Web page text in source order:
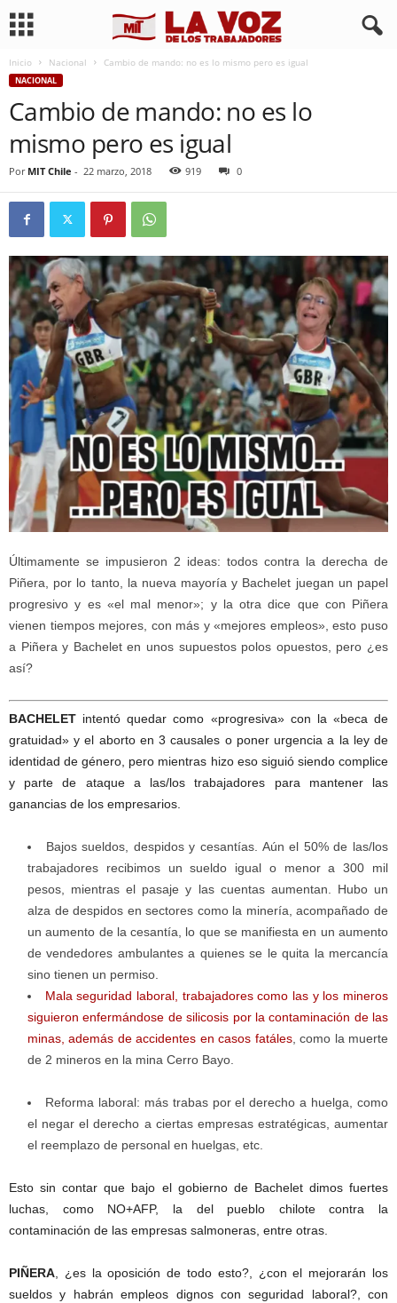
Inicio Nacional Cambio de mando: no es lo mismo pero es igual
NACIONAL
Cambio de mando: no es lo
mismo pero es igual
Por MIT Chile - 22 marzo, 2018 919 0
Últimamente se impusieron 2 ideas: todos contra la derecha de
Piñera, por lo tanto, la nueva mayoría y Bachelet juegan un papel
progresivo y es «el mal menor»; y la otra dice que con Piñera
vienen tiempos mejores, con más y «mejores empleos», esto puso
a Piñera y Bachelet en unos supuestos polos opuestos, pero ¿es
así?
BACHELET intentó quedar como «progresiva» con la «beca de
gratuidad» y el aborto en 3 causales o poner urgencia a la ley de
identidad de género, pero mientras hizo eso siguió siendo complice
y parte de ataque a las/los trabajadores para mantener las
ganancias de los empresarios.
Bajos sueldos, despidos y cesantías. Aún el 50% de las/los
trabajadores recibimos un sueldo igual o menor a 300 mil
pesos, mientras el pasaje y las cuentas aumentan. Hubo un
alza de despidos en sectores como la minería, acompañado de
un aumento de la cesantía, lo que se manifiesta en un aumento
de vendedores ambulantes a quienes se le quita la mercancía
sino tienen un permiso.
Mala seguridad laboral, trabajadores como las y los mineros
siguieron enfermándose de silicosis por la contaminación de las
minas, además de accidentes en casos fatáles, como la muerte
de 2 mineros en la mina Cerro Bayo.
Reforma laboral: más trabas por el derecho a huelga, como
el negar el derecho a ciertas empresas estratégicas, aumentar
el reemplazo de personal en huelgas, etc.
Esto sin contar que bajo el gobierno de Bachelet dimos fuertes
luchas, como NO+AFP, la del pueblo chilote contra la
contaminación de las empresas salmoneras, entre otras.
PIÑERA , ¿es la oposición de todo esto?, ¿con el mejorarán los
sueldos y habrán empleos dignos con seguridad laboral?, con